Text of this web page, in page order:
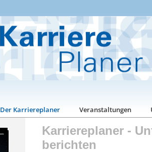
Der Karriereplaner Veranstaltungen
Karriereplaner -
berichten